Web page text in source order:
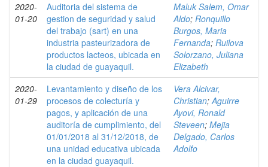
2020-
01-20
Auditoria del sistema de
gestion de seguridad y salud
del trabajo (sart) en una
industria pasteurizadora de
productos lacteos, ubicada en
la ciudad de guayaquil.
Maluk Salem, Omar
Aldo; Ronquillo
Burgos, Maria
Fernanda; Ruilova
Solorzano, Juliana
Elizabeth
2020-
01-29
Levantamiento y diseño de los
procesos de colecturía y
pagos, y aplicación de una
auditoría de cumplimiento, del
01/01/2018 al 31/12/2018, de
una unidad educativa ubicada
en la ciudad guayaquil.
Vera Alcivar,
Christian;Aguirre
Ayovi, Ronald
Steveen; Mejia
Delgado, Carlos
Adolfo